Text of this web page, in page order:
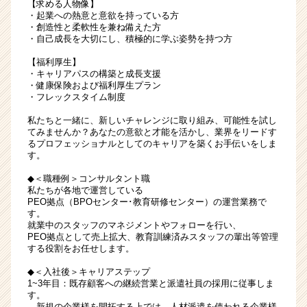
【求める人物像】
・起業への熱意と意欲を持っている方
・創造性と柔軟性を兼ね備えた方
・自己成長を大切にし、積極的に学ぶ姿勢を持つ方
【福利厚生】
・キャリアパスの構築と成長支援
・健康保険および福利厚生プラン
・フレックスタイム制度
私たちと一緒に、新しいチャレンジに取り組み、可能性を試し
てみませんか？あなたの意欲と才能を活かし、業界をリードす
るプロフェッショナルとしてのキャリアを築くお手伝いをしま
す。
◆＜職種例＞コンサルタント職
私たちが各地で運営している
PEO拠点（BPOセンター･教育研修センター）の運営業務で
す。
就業中のスタッフのマネジメントやフォローを行い、
PEO拠点として売上拡大、教育訓練済みスタッフの輩出等管理
する役割をお任せします。
◆＜入社後＞キャリアステップ
1~3年目：既存顧客への継続営業と派遣社員の採用に従事しま
す。